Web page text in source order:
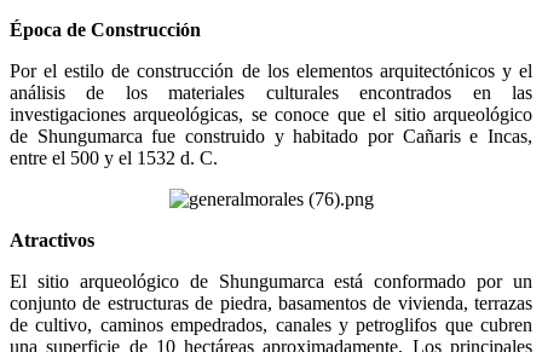
Época de Construcción
Por el estilo de construcción de los elementos arquitectónicos y el
análisis de los materiales culturales encontrados en las
investigaciones arqueológicas, se conoce que el sitio arqueológico
de Shungumarca fue construido y habitado por Cañaris e Incas,
entre el 500 y el 1532 d. C.
Atractivos
El sitio arqueológico de Shungumarca está conformado por un
conjunto de estructuras de piedra, basamentos de vivienda, terrazas
de cultivo, caminos empedrados, canales y petroglifos que cubren
una superficie de 10 hectáreas aproximadamente. Los principales